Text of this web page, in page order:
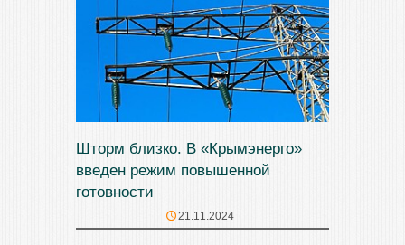
Шторм близко. В «Крымэнерго»
введен режим повышенной
готовности
21.11.2024